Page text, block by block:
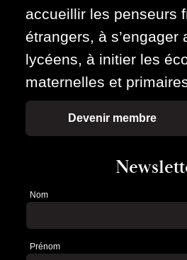
accueillir les penseurs
étrangers, à s’engager
lycéens, à initier les
maternelles et
Devenir membre
Newsletter
Nom
Prénom